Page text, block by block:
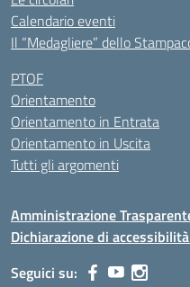
Calendario eventi
Il “Medagliere” dello
PTOF
Orientamento
Orientamento in Entrata
Orientamento in Uscita
Tutti gli argomenti
Amministrazione
Dichiarazione di accessibilità
Seguici su: